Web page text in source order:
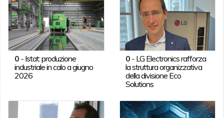
0- Istat: produzione
industriale in calo a giugno
2026
0 - LG Electronics rafforza
la struttura organizzativa
della divisione Eco
Solutions